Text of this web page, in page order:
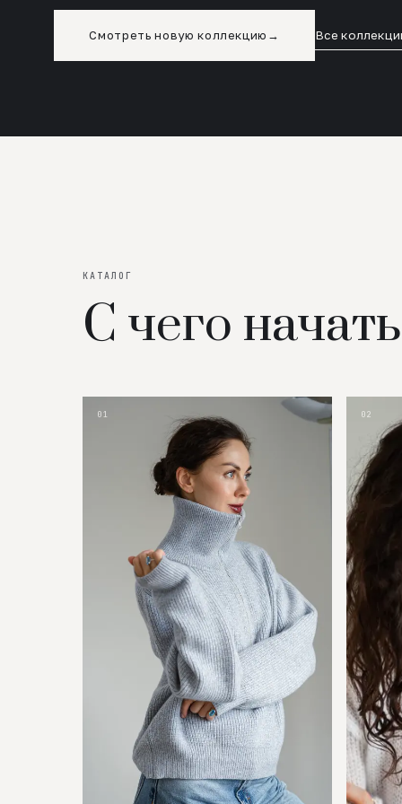
Смотреть новую коллекцию → Все
КАТАЛОГ
С чего начать
01 02